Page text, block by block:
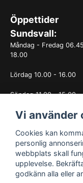
Öppettider
Sundsvall:
Måndag - Fredag
18.00
Lördag 10.00 - 16.00
Söndag 11.00 - 15.00
OBS. Avvikande
Vi använder
Cookies kan
personlig
webbplats skall
upplevelse.
godkänn alla eller